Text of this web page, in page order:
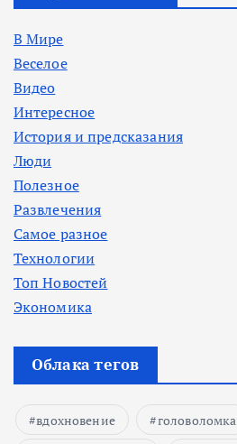
В Мире
Веселое
Видео
Интересное
История и предсказания
Люди
Полезное
Развлечения
Самое разное
Технологии
Топ Новостей
Экономика
Облака тегов
вдохновение
головоломка